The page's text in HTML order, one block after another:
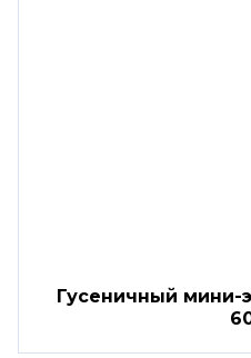
Гусеничный мини-